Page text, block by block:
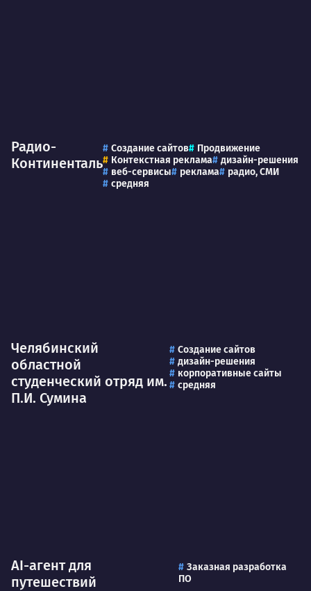
Радио-
Континенталь
Создание сайтов
Продвижение
Контекстная реклама
дизайн-решения
веб-сервисы
реклама
радио, СМИ
средняя
Челябинский
областной
студенческий отряд им.
П.И. Сумина
Создание сайтов
дизайн-решения
корпоративные сайты
средняя
AI-агент для
путешествий
Заказная разработка
ПО